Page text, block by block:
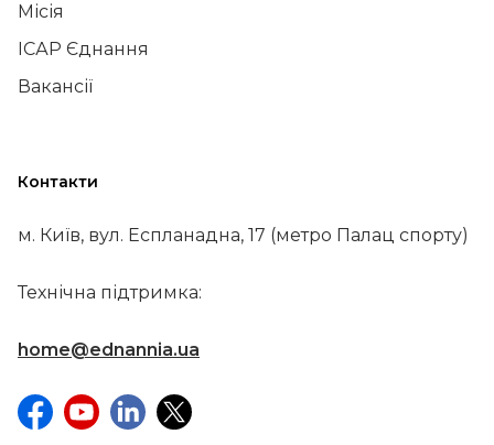
Місія
ІСАР Єднання
Вакансії
Контакти
м. Київ, вул. Еспланадна, 17 (метро Палац спорту)
Технічна підтримка:
home@ednannia.ua